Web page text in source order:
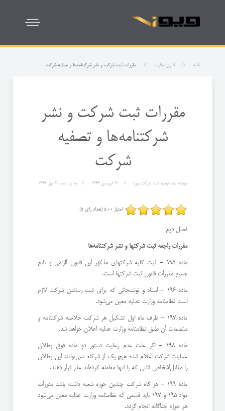
خانه قانون تجارت مقررات ثبت شركت و نشر شركتنامه‌ها و ‌تصفیه شركت
مقررات ثبت شركت و نشر
شركتنامه‌ها و ‌تصفیه
شركت
نوشته شده توسط ثبت شرکت ویونا 31 فروردين 1394 به روز شده 20 مهر 1399
امتیاز 5.00 (تعداد رای 5)
‌فصل دوم
‌مقررات راجعه ثبت شركتها و نشر شركتنامه‌ها
ماده 195 - ثبت كلیه شركتهای مذكور این قانون الزامی و تابع
جمیع مقررات قانون ثبت شركتها است.
ماده 196 - اسناد و نوشتجاتی كه برای ثبت رساندن شركت لازم
است نظامنامه وزارت عدلیه معین می‌شود.
ماده 197 - ظرف ماه اول تشكیل هر شركت خلاصه شركتنامه و
منضمات آن طبق نظامنامه وزارت عدلیه اعلان خواهد شد.
ماده 198 - اگر علت عدم رعایت دستور دو ماده فوق بطلان
عملیات شركت اعلام شده هیچ یك از شركاء نمی‌توانند این بطلان
را مقابل‌اشخاص ثالثی كه با آنها معامله كرده‌اند عذر قرار دهند.
ماده 199 - هر گاه شركت چندین حوزه شعبه داشته باشد مقررات
مواد 195 و 197 باید قسمی كه نظامنامه وزارت عدلیه معین می‌شود
‌هر حوزه جداگانه انجام گردد.